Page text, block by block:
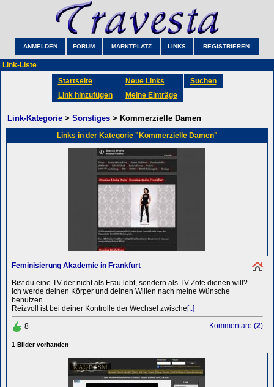
ANMELDEN FORUM MARKTPLATZ LINKS REGISTRIEREN
Link-Liste
Startseite
Neue Links
Suchen
Link hinzufügen
Meine Einträge
Link-Kategorie > Sonstiges > Kommerzielle Damen
Links in der Kategorie "Kommerzielle Damen"
Feminisierung Akademie in Frankfurt
Bist du eine TV der nicht als Frau lebt, sondern als TV Zofe dienen will?
Ich werde deinen Körper und deinen Willen nach meine Wünsche
benutzen.
Reizvoll ist bei deiner Kontrolle der Wechsel zwische [..]
8 Kommentare (2)
1 Bilder vorhanden